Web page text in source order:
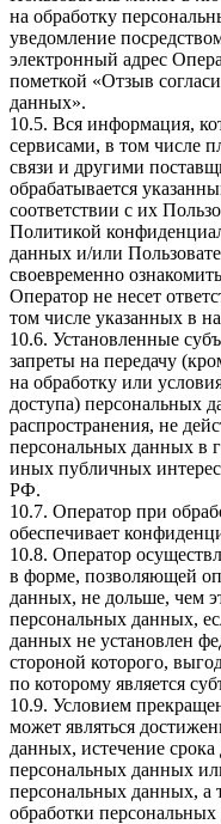
на обработку
уведомление
электронный адрес
пометкой «Отзыв
данных».
10.5. Вся информация,
сервисами, в том числе
связи и другими
обрабатывается
соответствии с их
Политикой
данных и/или
своевременно
Оператор не несет
том числе указанных в
10.6. Установленные
запреты на передачу
на обработку или
доступа) персональных
распространения, не
персональных данных в
иных публичных
РФ.
10.7. Оператор при
обеспечивает
10.8. Оператор
в форме, позволяющей
данных, не дольше, чем
персональных данных,
данных не установлен
стороной которого,
по которому является
10.9. Условием
может являться
данных, истечение срока
персональных данных
персональных данных, а
обработки